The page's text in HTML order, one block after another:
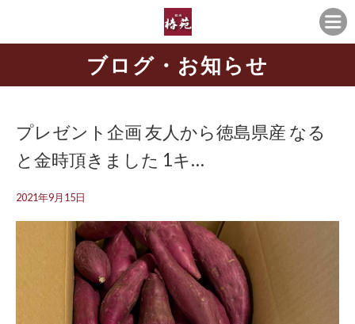
ブログ・お知らせ
プレゼント企画 友人から徳島県産 なる
と金時頂きました 1キ…
2021年9月15日